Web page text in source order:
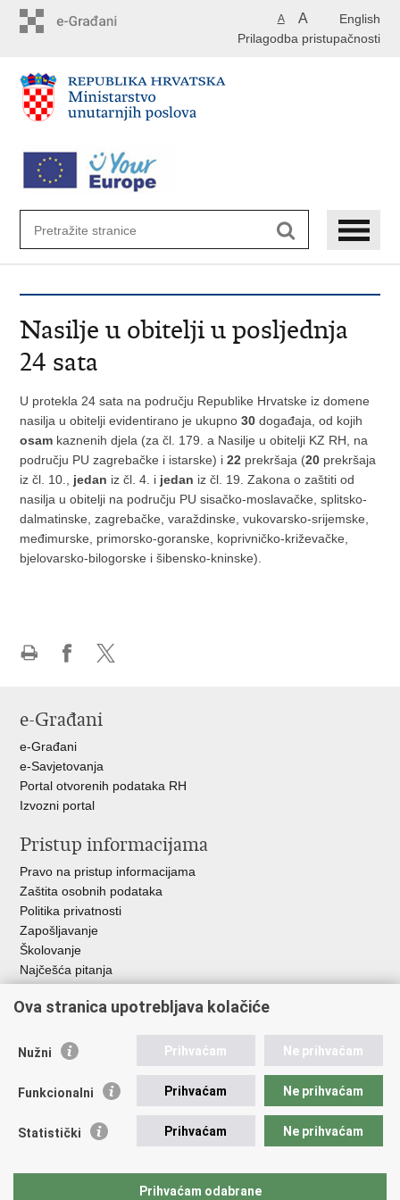
English
A A
Prilagodba pristupačnosti
Nasilje u obitelji u posljednja
24 sata
U protekla 24 sata na području Republike Hrvatske iz domene
nasilja u obitelji evidentirano je ukupno30 događaja, od kojih
osam kaznenih djela (za čl. 179. a Nasilje u obitelji KZ RH, na
području PU zagrebačke i istarske) i22 prekršaja (20 prekršaja
iz čl. 10., jedan iz čl. 4. i jedan iz čl. 19. Zakona o zaštiti od
nasilja u obitelji na području PU sisačko-moslavačke, splitsko-
dalmatinske, zagrebačke, varaždinske, vukovarsko-srijemske,
međimurske, primorsko-goranske, koprivničko-križevačke,
bjelovarsko-bilogorske i šibensko-kninske).
Facebooku
X-
e-Građani
e-Građani
e-Savjetovanja
Portal otvorenih podataka RH
Izvozni portal
Pristup informacijama
Pravo na pristup informacijama
Zaštita osobnih podataka
Politika privatnosti
Zapošljavanje
Školovanje
Najčešća pitanja
Važne poveznice
EMN Nacionalna kontaktna točka za Republiku Hrvatsku
Policijska akademija
Zaklada policijske solidarnosti
Udruge
Ova stranica upotrebljava kolačiće
Nužni Prihvaćam Ne prihvaćam
Funkcionalni Prihvaćam Ne prihvaćam
Statistički Prihvaćam Ne prihvaćam
Prihvaćam odabrane